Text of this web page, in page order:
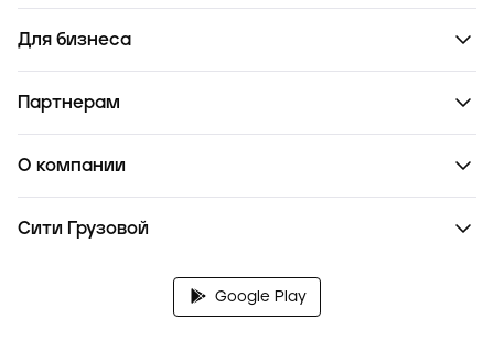
Для бизнеса
Партнерам
О компании
Сити Грузовой
Google Play